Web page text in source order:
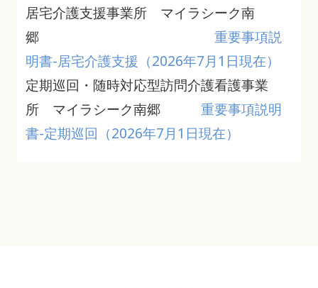
居宅介護支援事業所 マイラシーク南
郷 重要事項説
明書-居宅介護支援（2026年7月1日現在）
定期巡回・随時対応型訪問介護看護事業
所 マイラシーク南郷 重要事項説明
書-定期巡回（2026年7月1日現在）